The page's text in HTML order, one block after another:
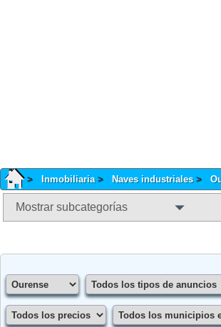
Inmobiliaria Naves industriales
Mostrar subcategorías